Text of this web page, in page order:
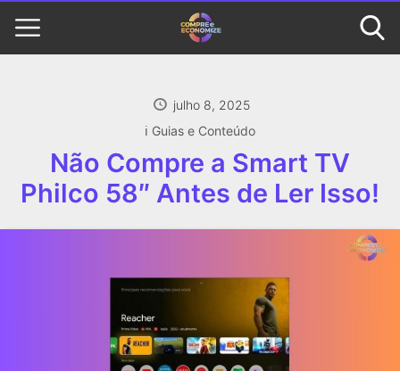
julho 8, 2025
ℹ️ Guias e Conteúdo
Não Compre a Smart TV
Philco 58″ Antes de Ler Isso!